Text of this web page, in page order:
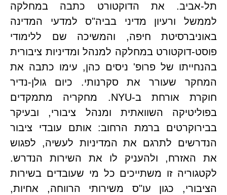
תל-אביב. את הדוקטורט כתבה במחלקה
לממשל ורעיון מדיני בביה"ס למדעי המדינה
באוניברסיטת חיפה, והמשיכה שם ללימודי
פוסט-דוקטורט במחלקה למנהל ומדיניות ציבורית
בהנחייתו של פרופ' ניסים כהן, עימו כתבה את
המחקר שעורר את סקרנותי. כיום גולן-נדיר
חוקרת אורחת ב-NYU. מחקריה מתמקדים
בפוליטיקה השוואתית ומנהל ציבורי, ובעיקר
הנדרשים לתרגם את המדיניות לעשיה, לפגוש
את האזרח, ולהעניק לו את השירות הנדרש.
לקטגוריה זו משתייכים כל מי שעובדים בשירות
הציבורי, כגון עו"ס משירותי הרווחה, אחיות,